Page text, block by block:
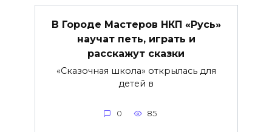
В Городе Мастеров НКП «Русь»
научат петь, играть и
расскажут сказки
«Сказочная школа» открылась для
детей в
0 85